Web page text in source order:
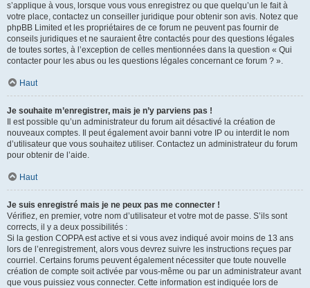
s’applique à vous, lorsque vous vous enregistrez ou que quelqu’un le fait à
votre place, contactez un conseiller juridique pour obtenir son avis. Notez que
phpBB Limited et les propriétaires de ce forum ne peuvent pas fournir de
conseils juridiques et ne sauraient être contactés pour des questions légales
de toutes sortes, à l’exception de celles mentionnées dans la question « Qui
contacter pour les abus ou les questions légales concernant ce forum ? ».
Haut
Je souhaite m’enregistrer, mais je n’y parviens pas !
Il est possible qu’un administrateur du forum ait désactivé la création de
nouveaux comptes. Il peut également avoir banni votre IP ou interdit le nom
d’utilisateur que vous souhaitez utiliser. Contactez un administrateur du forum
pour obtenir de l’aide.
Haut
Je suis enregistré mais je ne peux pas me connecter !
Vérifiez, en premier, votre nom d’utilisateur et votre mot de passe. S’ils sont
corrects, il y a deux possibilités :
Si la gestion COPPA est active et si vous avez indiqué avoir moins de 13 ans
lors de l’enregistrement, alors vous devrez suivre les instructions reçues par
courriel. Certains forums peuvent également nécessiter que toute nouvelle
création de compte soit activée par vous-même ou par un administrateur avant
que vous puissiez vous connecter. Cette information est indiquée lors de